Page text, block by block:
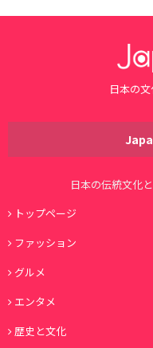
日本の文
日本の伝統文化
トップページ
ファッション
グルメ
エンタメ
歴史と文化